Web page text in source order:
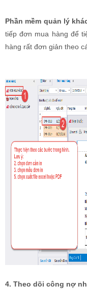
Phần mềm quản lý
tiếp đơn mua hàng để
hàng rất đơn giản theo
4. Theo dõi công nợ